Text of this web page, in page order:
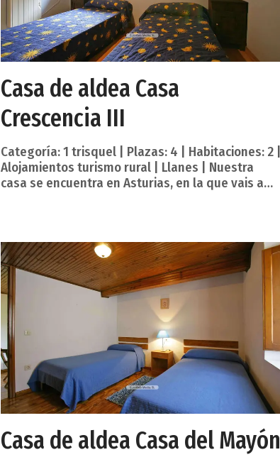
Casa de aldea Casa
Crescencia III
Categoría: 1 trisquel | Plazas: 4 | Habitaciones: 2 |
Alojamientos turismo rural | Llanes | Nuestra
casa se encuentra en Asturias, en la que vais a
sentir como en casa, y donde vais a poder
disfrutar al máximo de cada uno de los rincones
que se encuentran en el interior. Tenemos
espacio para 6 personas. Chimenea Calefacción
Lavadora Parking Salón con TV Servicios
complementarios. Admite animales Un
Casa de aldea Casa del Mayón